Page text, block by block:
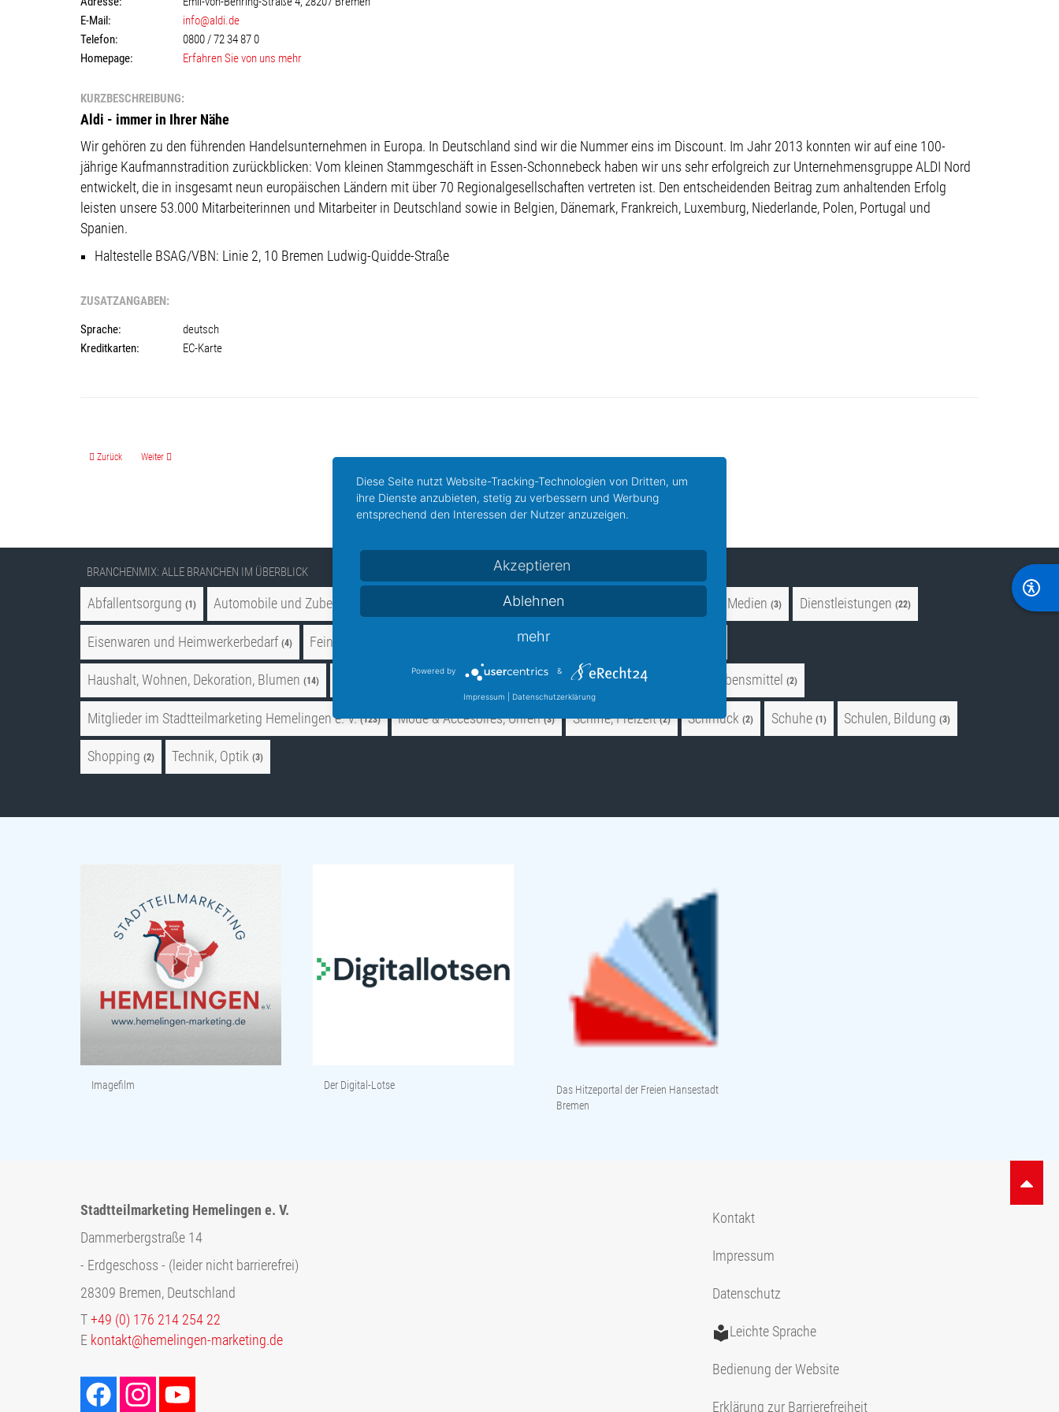
E-Mail:
info@aldi.de
Telefon:
0800 / 72 34 87 0
Homepage:
Erfahren Sie von uns mehr
KURZBESCHREIBUNG:
Aldi - immer in Ihrer Nähe
Wir gehören zu den führenden Handelsunternehmen in Europa. In Deutschland sind wir die Nummer eins im Discount. Im Jahr 2013 konnten wir auf eine 100-
jährige Kaufmannstradition zurückblicken: Vom kleinen Stammgeschäft in Essen-Schonnebeck haben wir uns sehr erfolgreich zur Unternehmensgruppe ALDI Nord
entwickelt, die in insgesamt neun europäischen Ländern mit über 70 Regionalgesellschaften vertreten ist. Den entscheidenden Beitrag zum anhaltenden Erfolg
leisten unsere 53.000 Mitarbeiterinnen und Mitarbeiter in Deutschland sowie in Belgien, Dänemark, Frankreich, Luxemburg, Niederlande, Polen, Portugal und
Spanien.
Haltestelle BSAG/VBN: Linie 2, 10 Bremen Ludwig-Quidde-Straße
ZUSATZANGABEN:
Sprache:
deutsch
Kreditkarten:
EC-Karte
Vorheriger Beitrag: AB-Autoteile Ecke
Zurück Nächster Beitrag: ALDI GmbH & Co. - Hemelingen
Weiter
BRANCHENMIX: ALLE BRANCHEN IM ÜBERBLICK
Abfallentsorgung (1) Automobile und Zubehör Baby, Spielwaren & Kindermode (1) Bücher, Zeitschriften und Medien (3) Dienstleistungen (22)
Eisenwaren und Heimwerkerbedarf (4) Feinkost, Süßes und Genuß Gesundheit, Schönheit
Haushalt, Wohnen, Dekoration, Blumen (14) Hotel und Gastronomie (8) Kultur, Tickets Lebensmittel (2)
Mitglieder im Stadtteilmarketing Hemelingen e. V. (123) Mode & Accesoires, Uhren(3) Schiffe, Freizeit (2) Schmuck (2) Schuhe (1) Schulen, Bildung (3)
Shopping (2) Technik, Optik (3)
Imagefilm Der Digital-Lotse
Das Hitzeportal der Freien Hansestadt
Bremen
Stadtteilmarketing Hemelingen e. V.
Dammerbergstraße 14
- Erdgeschoss - (leider nicht barrierefrei)
28309 Bremen, Deutschland
T +49 (0) 176 214 254 22
E kontakt@hemelingen-marketing.de
Kontakt
Impressum
Datenschutz
Leichte Sprache
Bedienung der Website
Erklärung zur Barrierefreiheit
Diese Seite nutzt Website-Tracking-Technologien von Dritten, um
ihre Dienste anzubieten, stetig zu verbessern und Werbung
entsprechend den Interessen der Nutzer anzuzeigen.
Akzeptieren
Ablehnen
mehr
Powered by &
Impressum Datenschutzerklärung